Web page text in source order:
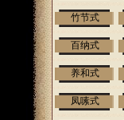
竹节式
百纳式
养和式
凤嗉式